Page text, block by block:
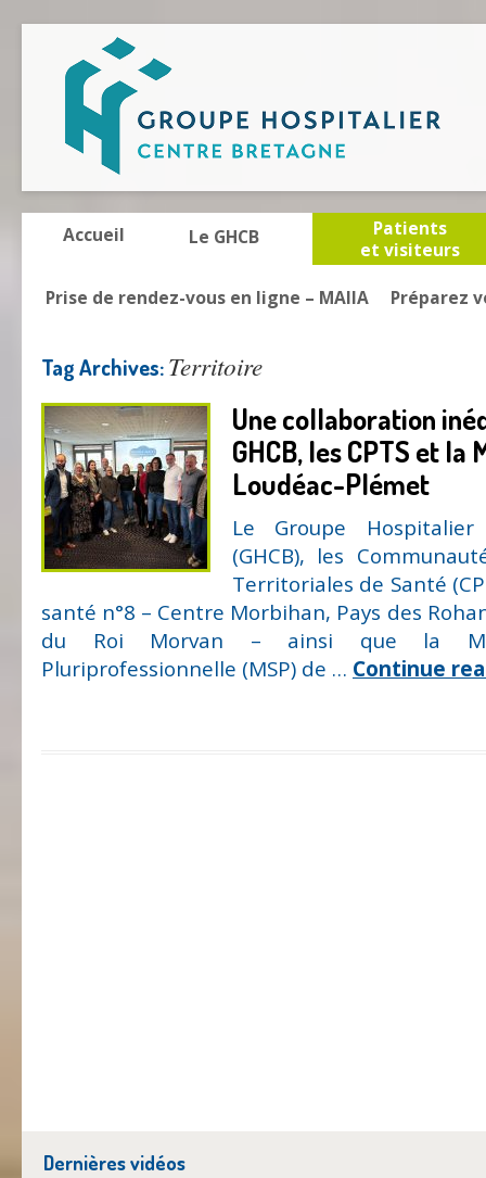
Accueil Le GHCB
Patients
et visiteurs
Prise de rendez-vous en ligne – MAIIA
Préparez
Tag Archives:Territoire
Une collaboration
GHCB, les CPTS et la
Loudéac-Plémet
Le Groupe
(GHCB), les
Territoriales de Santé
santé n°8 – Centre Morbihan, Pays des
du Roi Morvan – ainsi que la
Pluriprofessionnelle (MSP) de … Continue
Dernières vidéos